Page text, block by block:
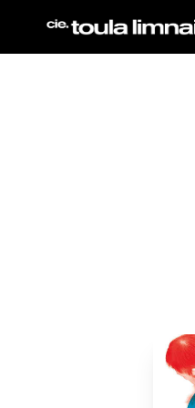
Inhalt